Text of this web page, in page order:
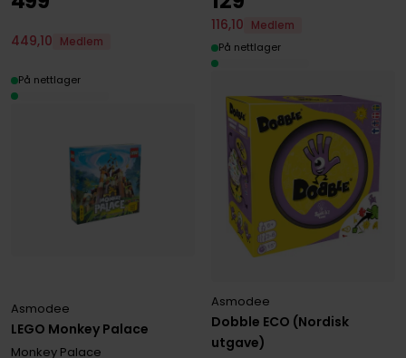
LEGO Monkey Palace
Asmodee
Monkey Palace
449,10 Medlem
På nettlager
Dobble ECO (Nordisk
utgave)
Asmodee
116,10
Medlem
På nettlager